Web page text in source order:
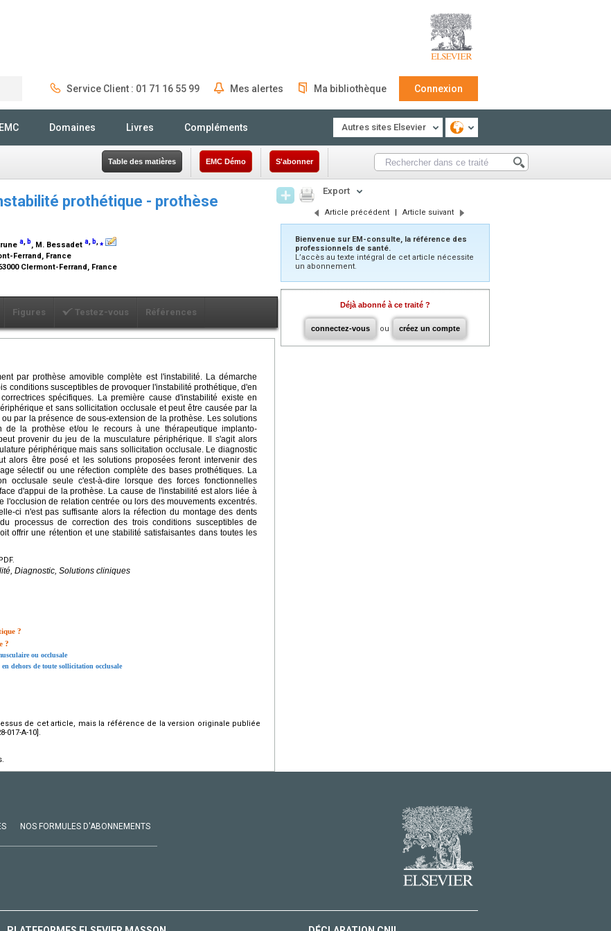
Service Client : 01 71 16 55 99 Mes alertes Ma bibliothèque Connexion
Domaines Livres Compléments Autres sites Elsevier
Table des matières EMC Démo S'abonner
prothétique - prothèse
a, b, M. Bessadet a, b,⁎
Ferrand, France
Clermont-Ferrand, France
Figures Testez-vous Références
par prothèse amovible complète est l'instabilité. La démarche
conditions susceptibles de provoquer l'instabilité prothétique, d'en
spécifiques. La première cause d'instabilité existe en
et sans sollicitation occlusale et peut être causée par la
par la présence de sous-extension de la prothèse. Les solutions
de la prothèse et/ou le recours à une thérapeutique implanto-
provenir du jeu de la musculature périphérique. Il s'agit alors
périphérique mais sans sollicitation occlusale. Le diagnostic
alors être posé et les solutions proposées feront intervenir des
sélectif ou une réfection complète des bases prothétiques. La
occlusale seule c'est-à-dire lorsque des forces fonctionnelles
d'appui de la prothèse. La cause de l'instabilité est alors liée à
de relation centrée ou lors des mouvements excentrés.
ci n'est pas suffisante alors la réfection du montage des dents
processus de correction des trois conditions susceptibles de
offrir une rétention et une stabilité satisfaisantes dans toutes les
Diagnostic, Solutions cliniques
?
?
ou occlusale
dehors de toute sollicitation occlusale
de cet article, mais la référence de la version originale publiée
017-A-10].
Export
Article précédent | Article suivant
Bienvenue sur EM-consulte, la référence des
professionnels de santé.
L’accès au texte intégral de cet article nécessite
un abonnement.
Déjà abonné à ce traité ?
connectez-vous ou créez un compte
NOS FORMULES D'ABONNEMENTS